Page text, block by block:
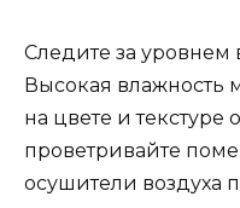
Следите за уровнем
Высокая влажность
на цвете и текстуре
проветривайте
осушители воздуха